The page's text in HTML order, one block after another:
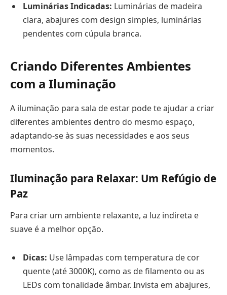
Luminárias Indicadas: Luminárias de madeira
clara, abajures com design simples, luminárias
pendentes com cúpula branca.
Criando Diferentes Ambientes
com a Iluminação
A iluminação para sala de estar pode te ajudar a criar
diferentes ambientes dentro do mesmo espaço,
adaptando-se às suas necessidades e aos seus
momentos.
Iluminação para Relaxar: Um Refúgio de
Paz
Para criar um ambiente relaxante, a luz indireta e
suave é a melhor opção.
Dicas: Use lâmpadas com temperatura de cor
quente (até 3000K), como as de filamento ou as
LEDs com tonalidade âmbar. Invista em abajures,